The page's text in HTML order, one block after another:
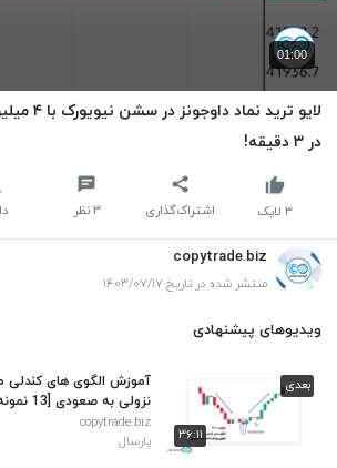
01:00
لایو ترید
در ۳ دقیقه!
اشتراک‌گذاری ۳ نظر ۳ لایک
copytrade.biz
منتشر شده در تاریخ ۱۴۰۳/۰۷/۱۷
ویدیوهای پیشنهادی
۳۶:۱۱
بعدی
آموزش الگوی های کندلی
نزولی به صعودی [13 نمونه]
copytrade.biz
پارسال